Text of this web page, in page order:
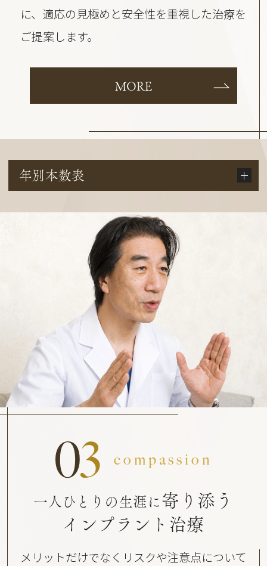
に、適応の見極めと安全性を重視した治療を
ご提案します。
MORE
年別本数表
03 compassion
一人ひとりの生涯に 寄り添う
インプラント治療
メリットだけでなくリスクや注意点について